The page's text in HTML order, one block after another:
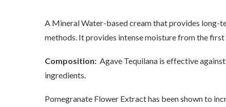
A Mineral Water-based cream that provides long-
methods. It provides intense moisture from the
Composition: Agave Tequilana is effective
ingredients.
Pomegranate Flower Extract has been shown to